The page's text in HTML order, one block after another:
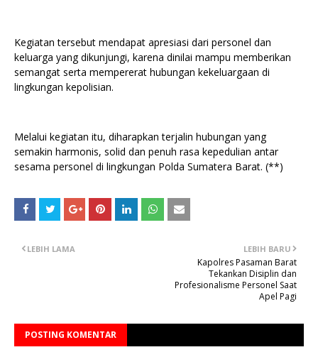
Kegiatan tersebut mendapat apresiasi dari personel dan
keluarga yang dikunjungi, karena dinilai mampu memberikan
semangat serta mempererat hubungan kekeluargaan di
lingkungan kepolisian.
Melalui kegiatan itu, diharapkan terjalin hubungan yang
semakin harmonis, solid dan penuh rasa kepedulian antar
sesama personel di lingkungan Polda Sumatera Barat. (**)
LEBIH BARU
Kapolres Pasaman Barat
Tekankan Disiplin dan
Profesionalisme Personel Saat
Apel Pagi
LEBIH LAMA
POSTING KOMENTAR